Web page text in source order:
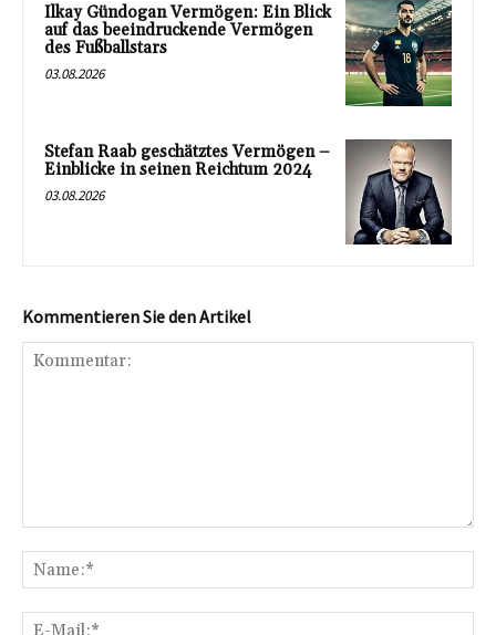
Ilkay Gündogan Vermögen: Ein Blick
auf das beeindruckende Vermögen
des Fußballstars
03.08.2026
Stefan Raab geschätztes Vermögen –
Einblicke in seinen Reichtum 2024
03.08.2026
Kommentieren Sie den Artikel